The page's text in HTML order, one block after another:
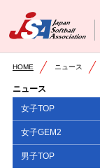
HOME ニュース
ニュース
女子TOP
女子GEM2
男子TOP